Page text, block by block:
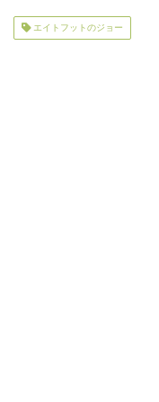
エイトフットのジョー